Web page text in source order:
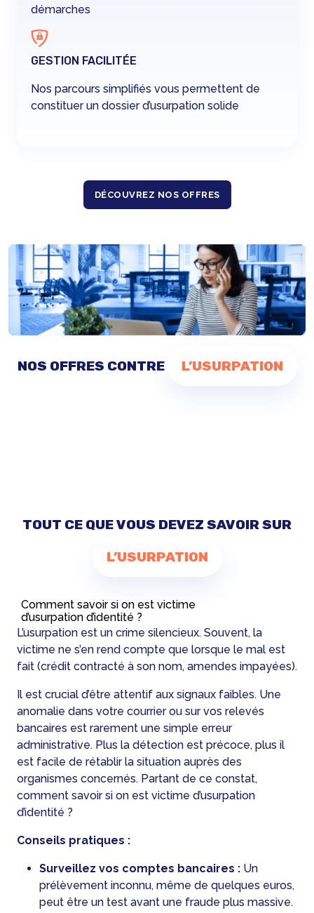
démarches
GESTION FACILITÉE
Nos parcours simplifiés vous permettent de
constituer un dossier d’usurpation solide
DÉCOUVREZ NOS OFFRES
NOS OFFRES CONTRE L’USURPATION
TOUT CE QUE VOUS DEVEZ SAVOIR SUR
L’USURPATION
Comment savoir si on est victime
d’usurpation d’identité ?
L’usurpation est un crime silencieux. Souvent, la
victime ne s’en rend compte que lorsque le mal est
fait (crédit contracté à son nom, amendes impayées).
Il est crucial d’être attentif aux signaux faibles. Une
anomalie dans votre courrier ou sur vos relevés
bancaires est rarement une simple erreur
administrative. Plus la détection est précoce, plus il
est facile de rétablir la situation auprès des
organismes concernés. Partant de ce constat,
comment savoir si on est victime d’usurpation
d’identité ?
Conseils pratiques :
Surveillez vos comptes bancaires : Un
prélèvement inconnu, même de quelques euros,
peut être un test avant une fraude plus massive.